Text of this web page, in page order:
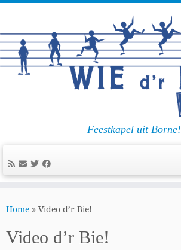
naar
Feestkapel uit Borne!
Home » Video d’r Bie!
Video d’r Bie!